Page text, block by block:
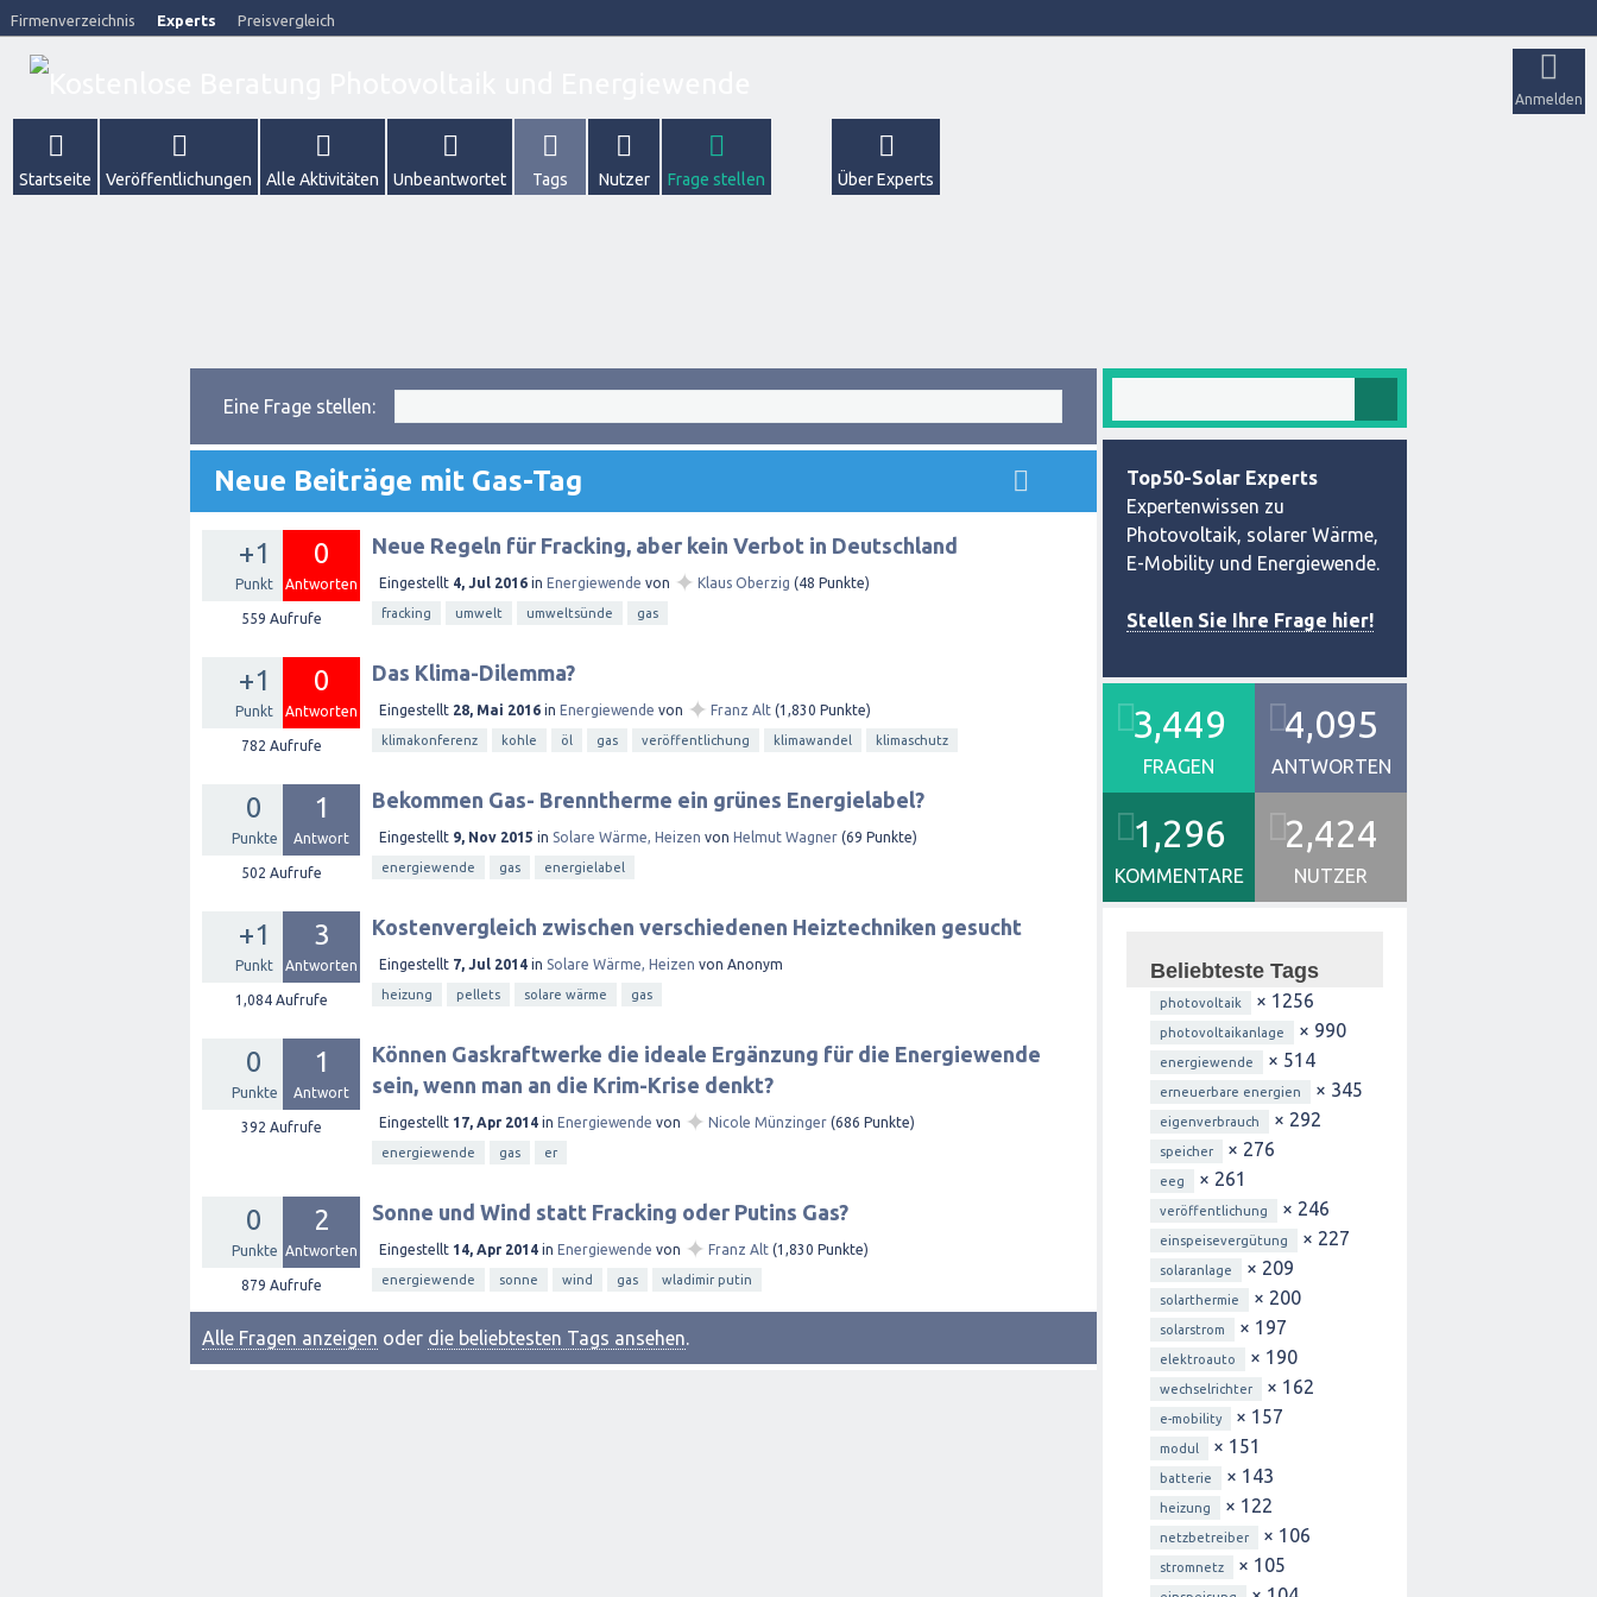
Firmenverzeichnis Experts Preisvergleich
Anmelden
Startseite Veröffentlichungen Alle Aktivitäten Unbeantwortet Tags Nutzer Frage stellen Über Experts
Eine Frage stellen:
Neue Beiträge mit Gas-Tag
+1
Punkt
0
Antworten
559 Aufrufe
Neue Regeln für Fracking, aber kein Verbot in Deutschland
Eingestellt 4, Jul 2016 in Energiewende von ✦ Klaus Oberzig (48 Punkte)
fracking umwelt umweltsünde gas
+1
Punkt
0
Antworten
782 Aufrufe
Das Klima-Dilemma?
Eingestellt 28, Mai 2016 in Energiewende von ✦ Franz Alt (1,830 Punkte)
klimakonferenz kohle öl gas veröffentlichung klimawandel klimaschutz
0
Punkte
1
Antwort
502 Aufrufe
Bekommen Gas- Brenntherme ein grünes Energielabel?
Eingestellt 9, Nov 2015 in Solare Wärme, Heizen von Helmut Wagner (69 Punkte)
energiewende gas energielabel
+1
Punkt
3
Antworten
1,084Aufrufe
Kostenvergleich zwischen verschiedenen Heiztechniken gesucht
Eingestellt 7, Jul 2014 in Solare Wärme, Heizen von Anonym
heizung pellets solare wärme gas
0
Punkte
1
Antwort
392 Aufrufe
Können Gaskraftwerke die ideale Ergänzung für die Energiewende
sein, wenn man an die Krim-Krise denkt?
Eingestellt 17, Apr 2014 in Energiewende von ✦ Nicole Münzinger (686 Punkte)
energiewende gas er
0
Punkte
2
Antworten
879 Aufrufe
Sonne und Wind statt Fracking oder Putins Gas?
Eingestellt 14, Apr 2014 in Energiewende von ✦ Franz Alt (1,830 Punkte)
energiewende sonne wind gas wladimir putin
Alle Fragen anzeigen oder die beliebtesten Tags ansehen.
Top50-Solar Experts
Expertenwissen zu
Photovoltaik, solarer Wärme,
E-Mobility und Energiewende.
Stellen Sie Ihre Frage hier!
3,449
FRAGEN
4,095
ANTWORTEN
1,296
KOMMENTARE
2,424
NUTZER
Beliebteste Tags
photovoltaik × 1256
photovoltaikanlage × 990
energiewende × 514
erneuerbare energien × 345
eigenverbrauch × 292
speicher × 276
eeg × 261
veröffentlichung × 246
einspeisevergütung × 227
solaranlage × 209
solarthermie × 200
solarstrom × 197
elektroauto × 190
wechselrichter × 162
e-mobility × 157
modul × 151
batterie × 143
heizung × 122
netzbetreiber × 106
stromnetz × 105